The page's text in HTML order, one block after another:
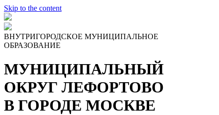
Skip to the content
ВНУТРИГОРОДСКОЕ МУНИЦИПАЛЬНОЕ
ОБРАЗОВАНИЕ
МУНИЦИПАЛЬНЫЙ
ОКРУГ ЛЕФОРТОВО
В ГОРОДЕ МОСКВЕ